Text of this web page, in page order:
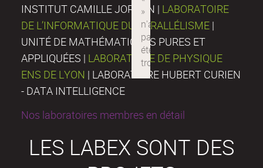
INSTITUT CAMILLE JORDAN | LABORATOIRE
DE L’INFORMATIQUE DU PARALLÉLISME |
UNITÉ DE MATHÉMATIQUES PURES ET
APPLIQUÉES | LABORATOIRE DE PHYSIQUE
ENS DE LYON | LABORATOIRE HUBERT CURIEN
- DATA INTELLIGENCE
Nos laboratoires membres en détail
LES LABEX SONT DES